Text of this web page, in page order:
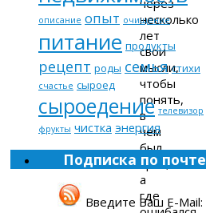
через
несколько
лет
свои
мысли,
чтобы
понять,
в
чём
был
прав,
а
где
описание опыт очищение
питание продукты
рецепт роды семья стихи
счастье сыроед
сыроедение телевизор
фрукты чистка энергия
Подписка по почте
Введите Ваш E-Mail: